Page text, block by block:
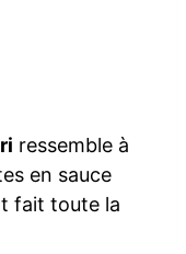
ressemble à
en sauce
fait toute la